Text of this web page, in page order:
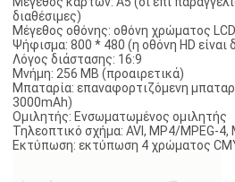
διαθέσιμες)
Μέγεθος οθόνης: οθόνη χρώματος
Ψήφισμα: 800 * 480 (η οθόνη HD είναι
Λόγος διάστασης: 16:9
Μνήμη: 256 ΜΒ (προαιρετικά)
Μπαταρία: επαναφορτιζόμενη
3000mAh)
Ομιλητής: Ενσωματωμένος ομιλητής
Τηλεοπτικό σχήμα: AVI, MP4/MPEG-4,
Εκτύπωση: εκτύπωση 4 χρώματος